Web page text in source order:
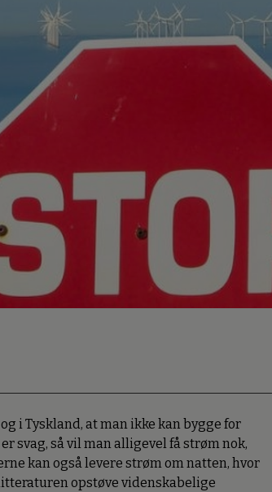
i Tyskland, at man ikke kan bygge for
svag, så vil man alligevel få strøm nok,
kan også levere strøm om natten, hvor
opstøve videnskabelige